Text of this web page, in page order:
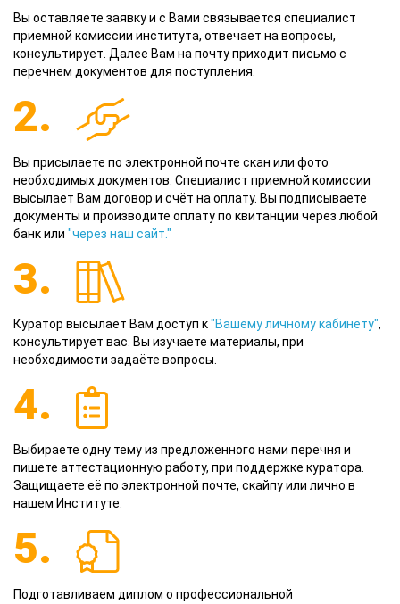
Вы оставляете заявку и с Вами связывается специалист
приемной комиссии института, отвечает на вопросы,
консультирует. Далее Вам на почту приходит письмо с
перечнем документов для поступления.
2.
Вы присылаете по электронной почте скан или фото
необходимых документов. Специалист приемной комиссии
высылает Вам договор и счёт на оплату. Вы подписываете
документы и производите оплату по квитанции через любой
банк или "через наш сайт."
3.
Куратор высылает Вам доступ к"Вашему личному кабинету",
консультирует вас. Вы изучаете материалы, при
необходимости задаёте вопросы.
4.
Выбираете одну тему из предложенного нами перечня и
пишете аттестационную работу, при поддержке куратора.
Защищаете её по электронной почте, скайпу или лично в
нашем Институте.
5.
Подготавливаем диплом о профессиональной